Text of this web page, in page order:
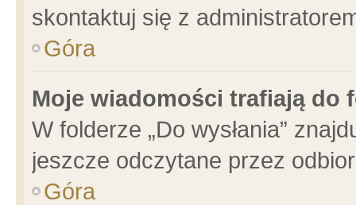
skontaktuj się z
Góra
Moje wiadomości trafiają do
W folderze „Do wysłania”
jeszcze odczytane przez
Góra